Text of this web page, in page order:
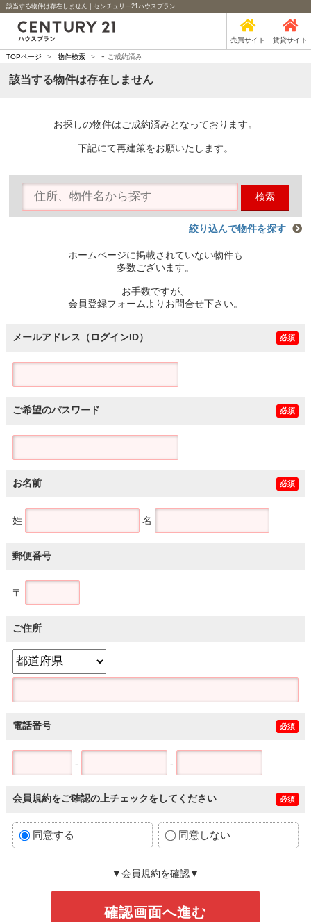
該当する物件は存在しません｜センチュリー21ハウスプラン
売買サイト 賃貸サイト
TOPページ > 物件検索 > - ご成約済み
該当する物件は存在しません
お探しの物件はご成約済みとなっております。
下記にて再建策をお願いたします。
検索
絞り込んで物件を探す
ホームページに掲載されていない物件も
多数ございます。
お手数ですが、
会員登録フォームよりお問合せ下さい。
メールアドレス（ログインID） 必須
ご希望のパスワード 必須
お名前 必須
姓 名
郵便番号
〒
ご住所
電話番号 必須
- -
会員規約をご確認の上チェックをしてください 必須
同意する 同意しない
▼会員規約を確認▼